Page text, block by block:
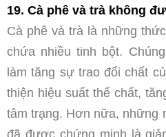
19. Cà phê và trà không
Cà phê và trà là những
chứa nhiều tinh bột.
làm tăng sự trao đổi chất
thiện hiệu suất thể chất,
tâm trạng. Hơn nữa, những
đã được chứng minh là